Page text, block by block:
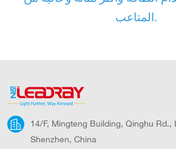
المتاعب.
14/F, Mingteng Building, Qinghu Rd.,
Shenzhen, China